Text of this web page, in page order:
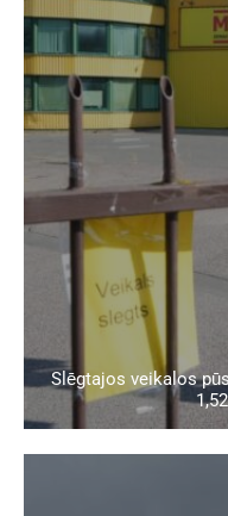
Slēgtajos veikalos